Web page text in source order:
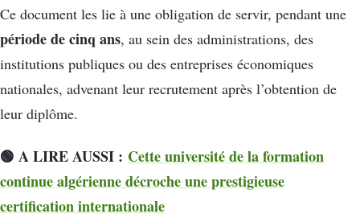
Ce document les lie à une obligation de servir, pendant une
période de cinq ans, au sein des administrations, des
institutions publiques ou des entreprises économiques
nationales, advenant leur recrutement après l’obtention de
leur diplôme.
🟢 A LIRE AUSSI : Cette université de la formation
continue algérienne décroche une prestigieuse
certification internationale